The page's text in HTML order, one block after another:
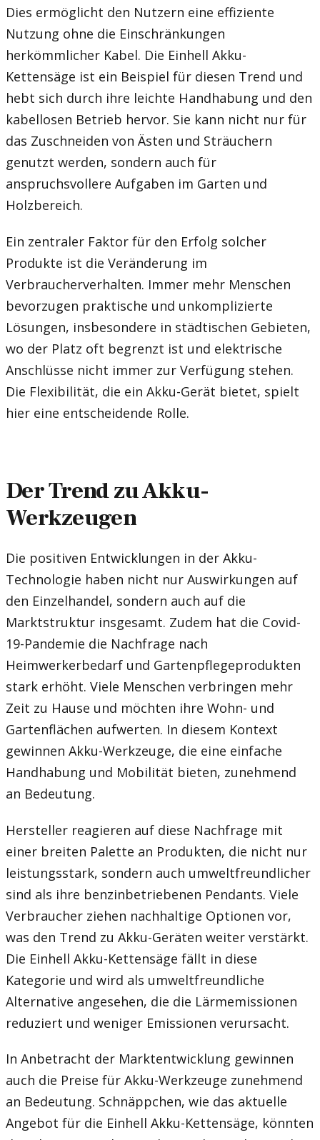
Dies ermöglicht den Nutzern eine effiziente
Nutzung ohne die Einschränkungen
herkömmlicher Kabel. Die Einhell Akku-
Kettensäge ist ein Beispiel für diesen Trend und
hebt sich durch ihre leichte Handhabung und den
kabellosen Betrieb hervor. Sie kann nicht nur für
das Zuschneiden von Ästen und Sträuchern
genutzt werden, sondern auch für
anspruchsvollere Aufgaben im Garten und
Holzbereich.
Ein zentraler Faktor für den Erfolg solcher
Produkte ist die Veränderung im
Verbraucherverhalten. Immer mehr Menschen
bevorzugen praktische und unkomplizierte
Lösungen, insbesondere in städtischen Gebieten,
wo der Platz oft begrenzt ist und elektrische
Anschlüsse nicht immer zur Verfügung stehen.
Die Flexibilität, die ein Akku-Gerät bietet, spielt
hier eine entscheidende Rolle.
Der Trend zu Akku-
Werkzeugen
Die positiven Entwicklungen in der Akku-
Technologie haben nicht nur Auswirkungen auf
den Einzelhandel, sondern auch auf die
Marktstruktur insgesamt. Zudem hat die Covid-
19-Pandemie die Nachfrage nach
Heimwerkerbedarf und Gartenpflegeprodukten
stark erhöht. Viele Menschen verbringen mehr
Zeit zu Hause und möchten ihre Wohn- und
Gartenflächen aufwerten. In diesem Kontext
gewinnen Akku-Werkzeuge, die eine einfache
Handhabung und Mobilität bieten, zunehmend
an Bedeutung.
Hersteller reagieren auf diese Nachfrage mit
einer breiten Palette an Produkten, die nicht nur
leistungsstark, sondern auch umweltfreundlicher
sind als ihre benzinbetriebenen Pendants. Viele
Verbraucher ziehen nachhaltige Optionen vor,
was den Trend zu Akku-Geräten weiter verstärkt.
Die Einhell Akku-Kettensäge fällt in diese
Kategorie und wird als umweltfreundliche
Alternative angesehen, die die Lärmemissionen
reduziert und weniger Emissionen verursacht.
In Anbetracht der Marktentwicklung gewinnen
auch die Preise für Akku-Werkzeuge zunehmend
an Bedeutung. Schnäppchen, wie das aktuelle
Angebot für die Einhell Akku-Kettensäge, könnten